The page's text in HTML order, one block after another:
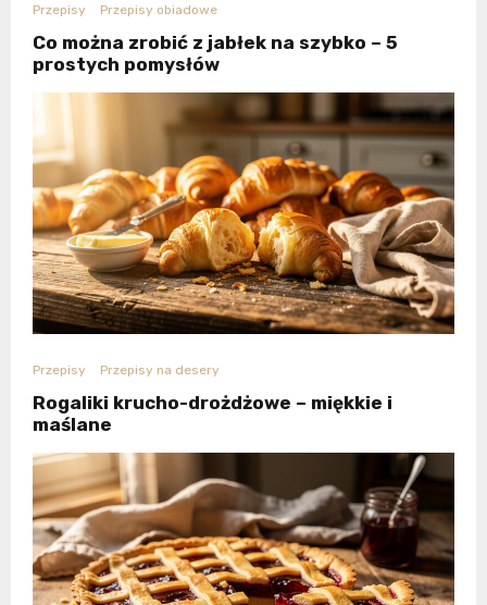
Przepisy Przepisy obiadowe
Co można zrobić z jabłek na szybko – 5
prostych pomysłów
Przepisy Przepisy na desery
Rogaliki krucho-drożdżowe – miękkie i
maślane